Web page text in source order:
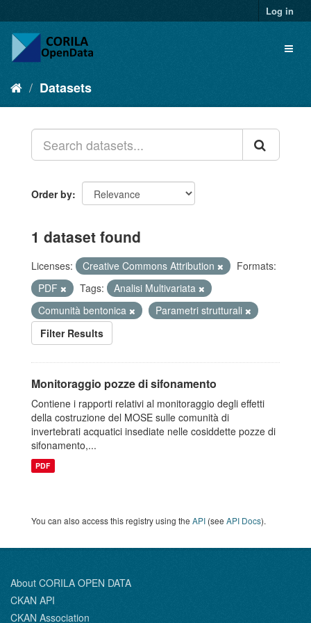
Log in
Datasets
Order by
1 dataset found
Licenses: Creative Commons Attribution
Formats:
PDF
Tags:
Analisi Multivariata
Comunità bentonica
Parametri strutturali
Filter Results
Monitoraggio pozze di sifonamento
Contiene i rapporti relativi al monitoraggio degli effetti
della costruzione del MOSE sulle comunità di
invertebrati acquatici insediate nelle cosiddette pozze di
sifonamento,...
PDF
You can also access this registry using the API (see API Docs).
About CORILA OPEN DATA
CKAN API
CKAN Association